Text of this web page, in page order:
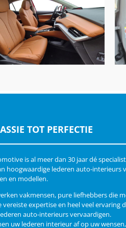
Enyaq Coupe, Nappa
Cognac A-N4104
TOT PERFECTIE
is al meer dan 30 jaar dé
hoogwaardige lederen auto-interieurs
en modellen.
vakmensen, pure liefhebbers die
vereiste expertise en heel veel ervaring
auto-interieurs vervaardigen.
uw lederen interieur af op uw